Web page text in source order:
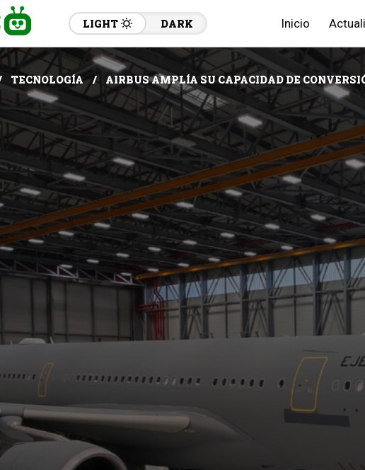
LIGHT DARK Inicio
TECNOLOGÍA AIRBUS AMPLÍA SU CAPACIDAD DE